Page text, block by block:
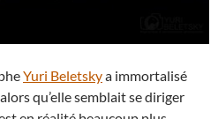
Yuri Beletskya immortalisé
qu’elle semblait se diriger